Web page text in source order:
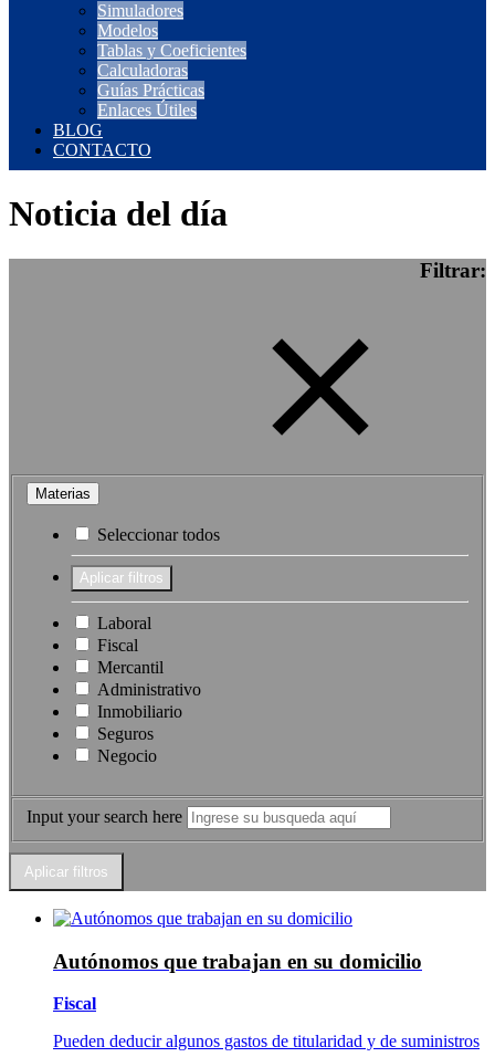
Simuladores
Modelos
Tablas y Coeficientes
Calculadoras
Guías Prácticas
Enlaces Útiles
BLOG
CONTACTO
Noticia del día
Filtrar:
Materias
Seleccionar todos
Laboral
Fiscal
Mercantil
Administrativo
Inmobiliario
Seguros
Negocio
Input your search here
Autónomos que trabajan en su domicilio
Fiscal
Pueden deducir algunos gastos de titularidad y de suministros